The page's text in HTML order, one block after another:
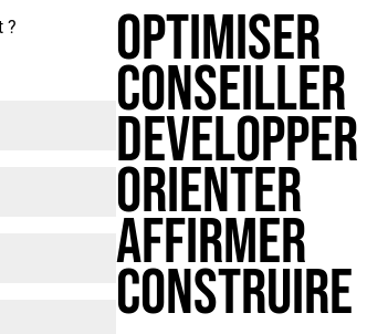
Optimiser
conseiller
developper
Orienter
affirmer
construire
?